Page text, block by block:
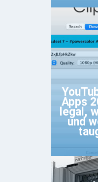
Apps
legal,
und